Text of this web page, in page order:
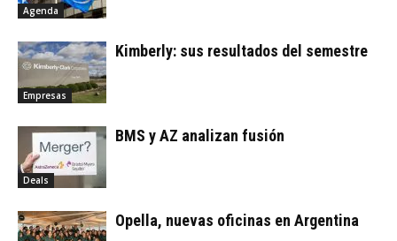
Agenda
Empresas
Kimberly: sus resultados del semestre
Deals
BMS y AZ analizan fusión
Opella, nuevas oficinas en Argentina